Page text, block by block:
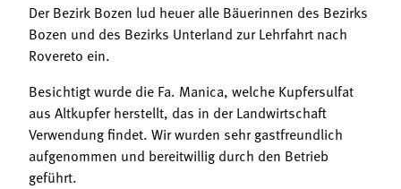
Der Bezirk Bozen lud heuer alle Bäuerinnen des Bezirks
Bozen und des Bezirks Unterland zur Lehrfahrt nach
Rovereto ein.
Besichtigt wurde die Fa. Manica, welche Kupfersulfat
aus Altkupfer herstellt, das in der Landwirtschaft
Verwendung findet. Wir wurden sehr gastfreundlich
aufgenommen und bereitwillig durch den Betrieb
geführt.